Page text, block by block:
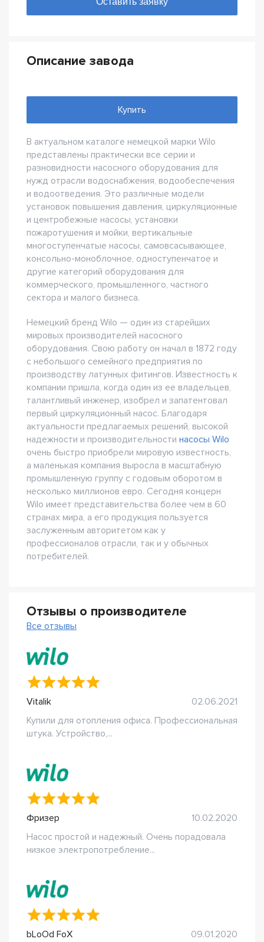
Описание завода
Купить
В актуальном каталоге немецкой марки Wilo
представлены практически все серии и
разновидности насосного оборудования для
нужд отрасли водоснабжения, водообеспечения
и водоотведения. Это различные модели
установок повышения давления, циркуляционные
и центробежные насосы, установки
пожаротушения и мойки, вертикальные
многоступенчатые насосы, самовсасывающее,
консольно-моноблочное, одноступенчатое и
другие категорий оборудования для
коммерческого, промышленного, частного
сектора и малого бизнеса.
Немецкий бренд Wilo — один из старейших
мировых производителей насосного
оборудования. Свою работу он начал в 1872 году
с небольшого семейного предприятия по
производству латунных фитингов. Известность к
компании пришла, когда один из ее владельцев,
талантливый инженер, изобрел и запатентовал
первый циркуляционный насос. Благодаря
актуальности предлагаемых решений, высокой
надежности и производительности насосы Wilo
очень быстро приобрели мировую известность,
а маленькая компания выросла в масштабную
промышленную группу с годовым оборотом в
несколько миллионов евро. Сегодня концерн
Wilo имеет представительства более чем в 60
странах мира, а его продукция пользуется
заслуженным авторитетом как у
профессионалов отрасли, так и у обычных
потребителей.
Отзывы о производителе
Все отзывы
Vitalik
02.06.2021
Купили для отопления офиса. Профессиональная
штука. Устройство,...
Фризер
10.02.2020
Насос простой и надежный. Очень порадовала
низкое электропотребление...
bLoOd FoX
09.01.2020